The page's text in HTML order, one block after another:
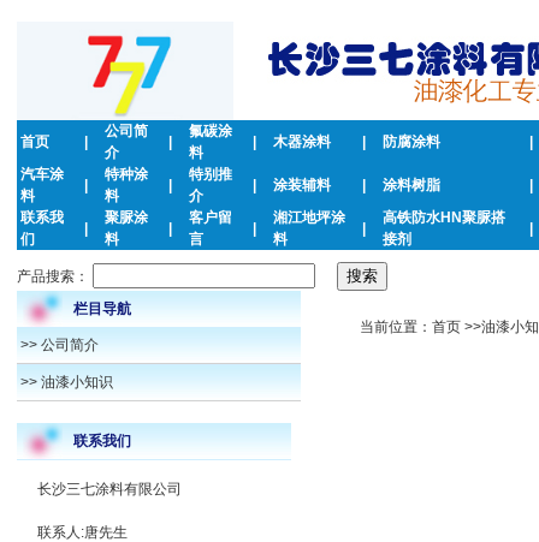
首页
公司简
介
氟碳涂
料
木器涂料 防腐涂料
汽车涂
料
特种涂
料
特别推
介
涂装辅料 涂料树脂
联系我
们
聚脲涂
料
客户留
言
湘江地坪涂
料
高铁防水HN聚脲搭
接剂
产品搜索：
栏目导航
>> 公司简介
>> 油漆小知识
联系我们
长沙三七涂料有限公司
联系人:唐先生
当前位置：首页 >>油漆小